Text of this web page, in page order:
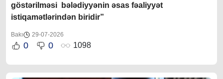
göstərilməsi bələdiyyənin əsas fəaliyyət
istiqamətlərindən biridir”
Bakı 29-07-2026
0 0 1098